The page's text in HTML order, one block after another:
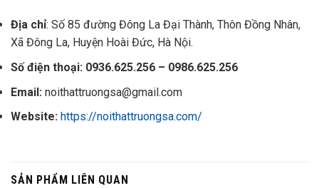
Địa chỉ: Số 85 đường Đông La Đại Thành, Thôn Đồng Nhân,
Xã Đông La, Huyện Hoài Đức, Hà Nội.
Số điện thoại: 0936.625.256 – 0986.625.256
Email: noithattruongsa@gmail.com
Website: https://noithattruongsa.com/
SẢN PHẨM LIÊN QUAN